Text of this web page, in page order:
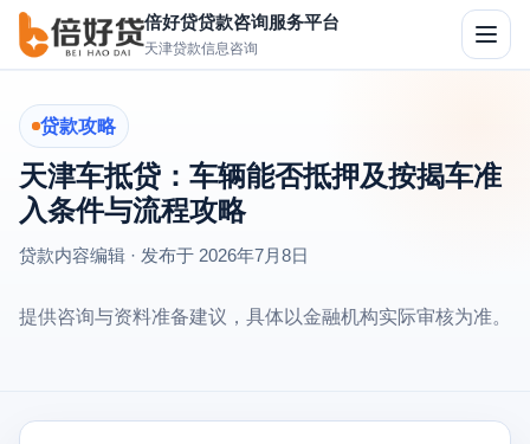
倍好贷贷款咨询服务平台
天津贷款信息咨询
切
换
贷款攻略
天津车抵贷：车辆能否抵押及按揭车准
入条件与流程攻略
贷款内容编辑 · 发布于 2026年7月8日
提供咨询与资料准备建议，具体以金融机构实际审核为准。